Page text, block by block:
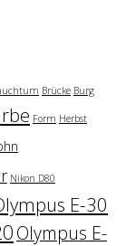
Brücke Burg
Form Herbst
Nikon D80
E-30
Olympus E-